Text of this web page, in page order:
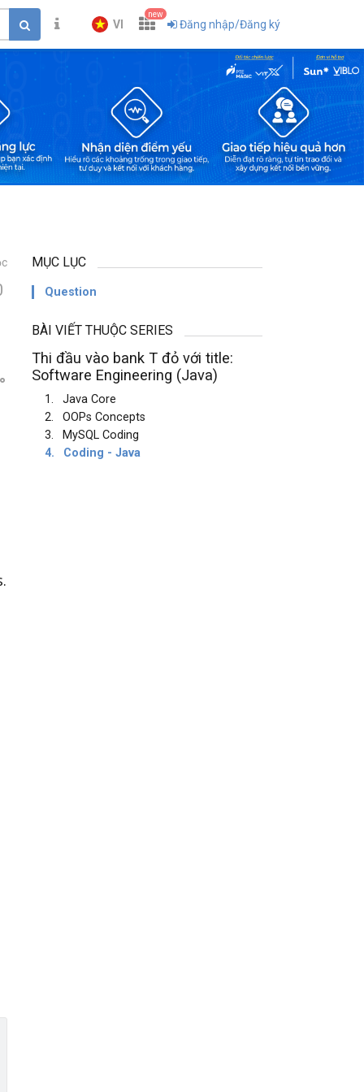
VI
new
Đăng nhập/Đăng ký
MỤC LỤC
Question
BÀI VIẾT THUỘC SERIES
Thi đầu vào bank T đỏ với title:
Software Engineering (Java)
1. Java Core
2. OOPs Concepts
3. MySQL Coding
4. Coding - Java